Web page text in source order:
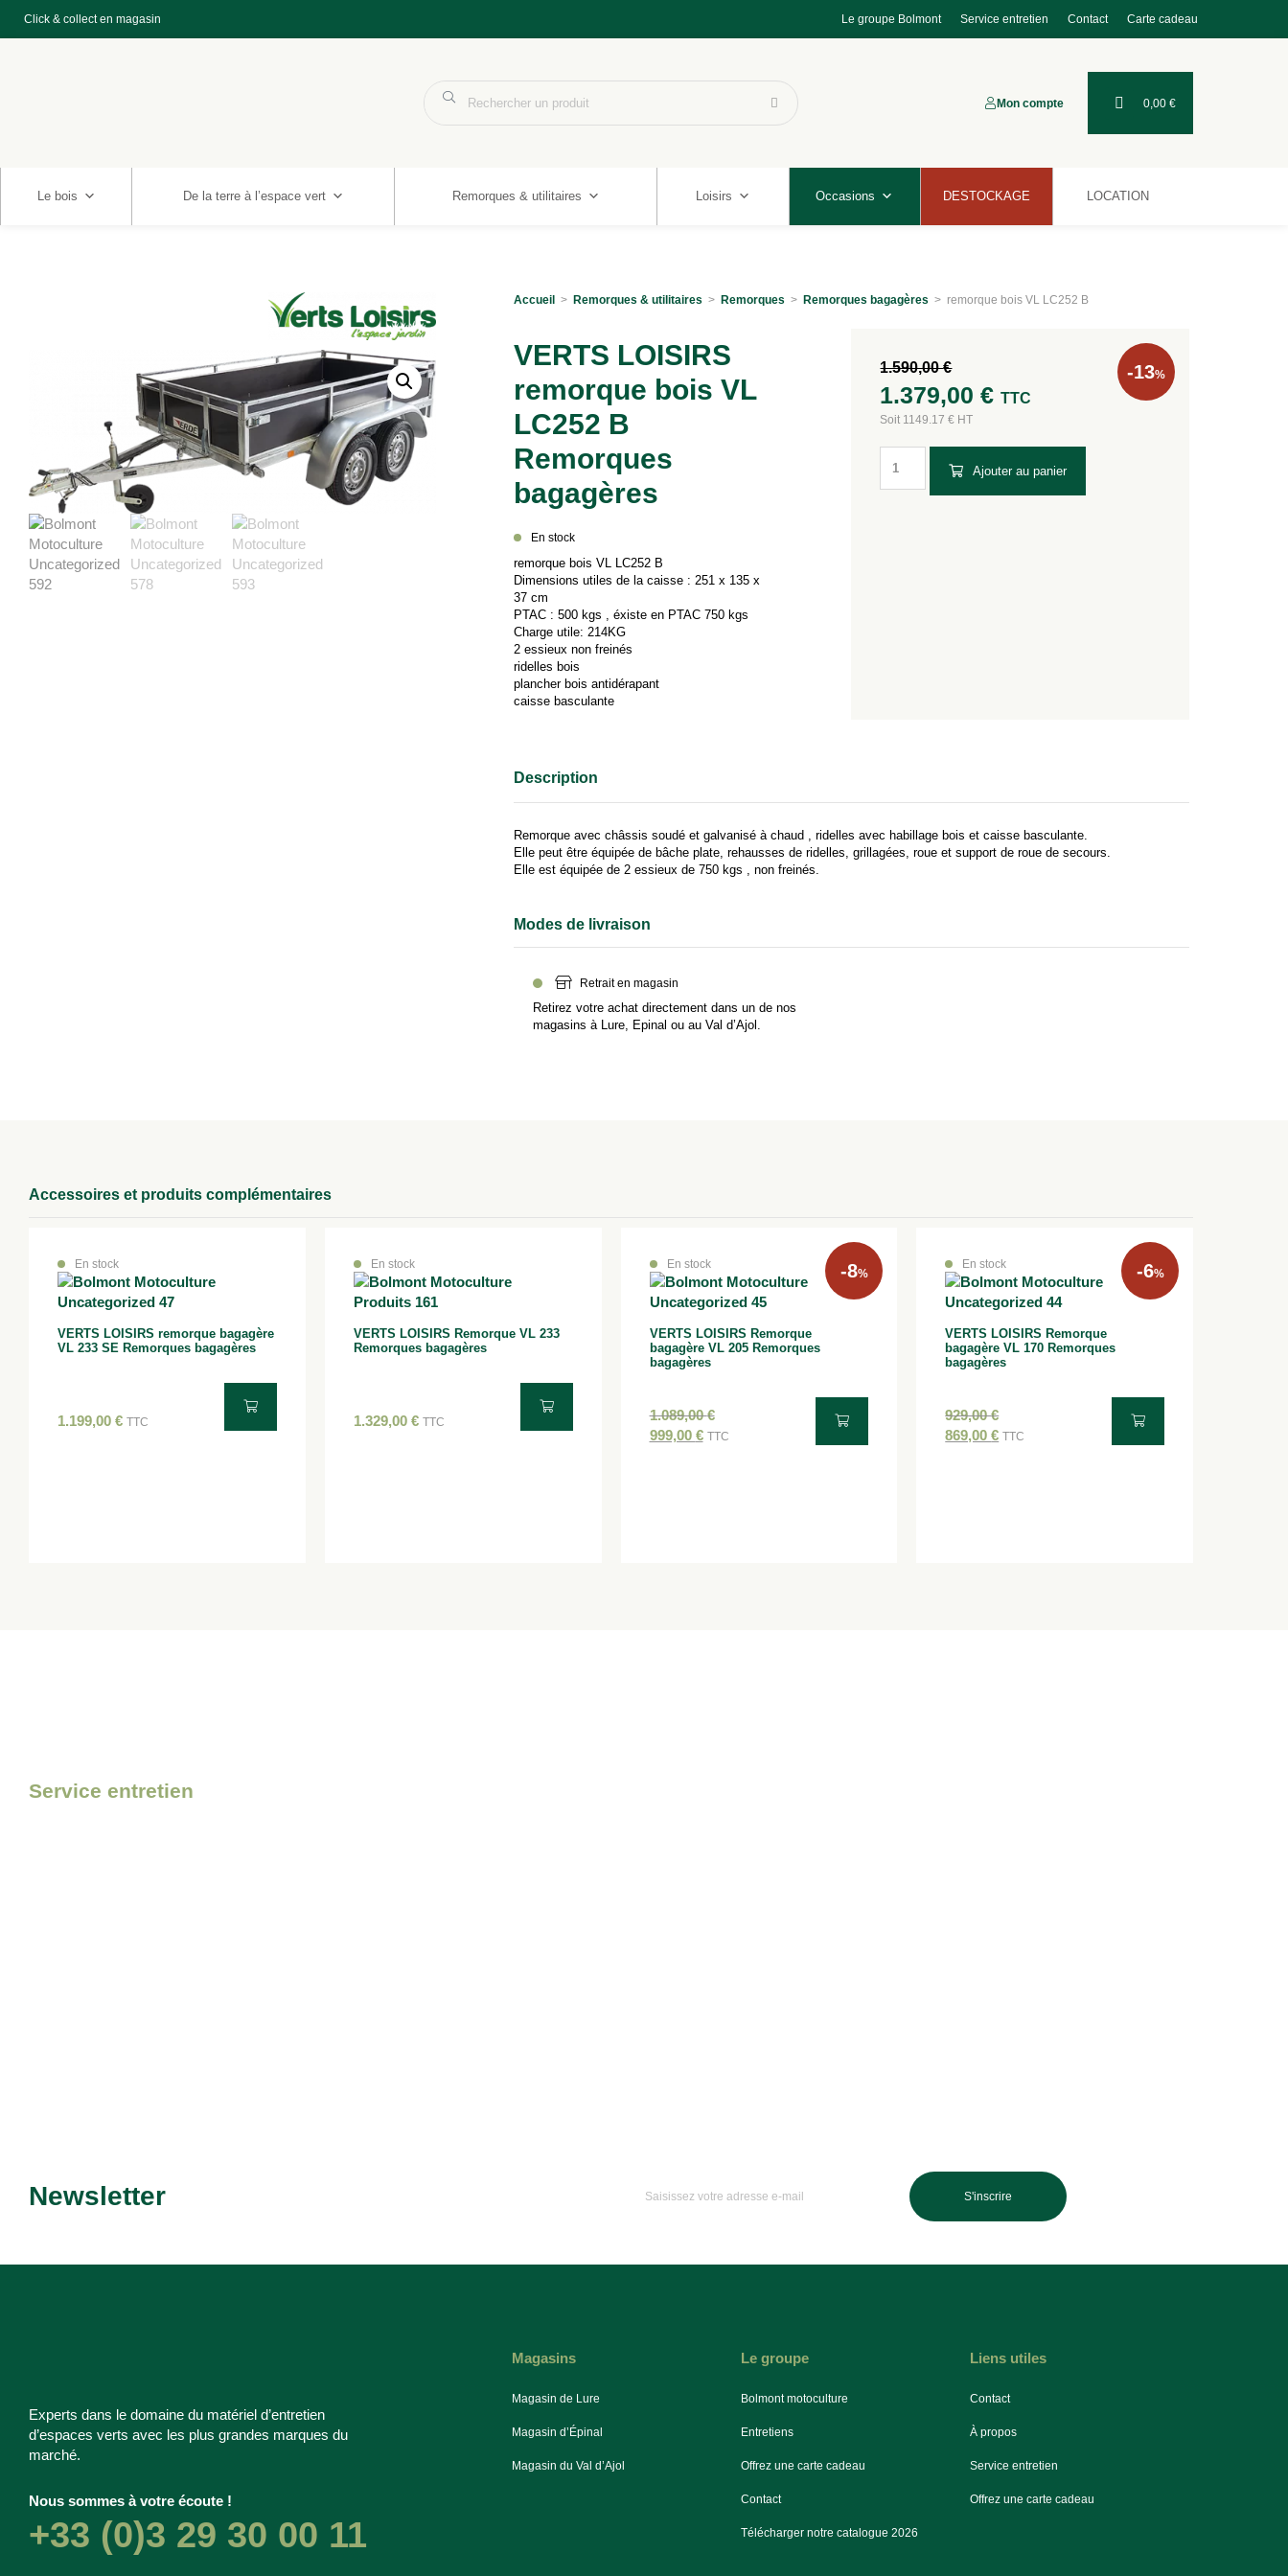
Click & collect en magasin Le groupe Bolmont Service entretien Contact Carte cadeau
Mon compte 0,00 €
Le bois De la terre à l’espace vert Remorques & utilitaires Loisirs Occasions DESTOCKAGE LOCATION
Accueil > Remorques & utilitaires > Remorques > Remorques bagagères > remorque bois VL LC252 B
VERTS LOISIRS
remorque bois VL
LC252 B
Remorques
bagagères
En stock
remorque bois VL LC252 B
Dimensions utiles de la caisse : 251 x 135 x
37 cm
PTAC : 500 kgs , éxiste en PTAC 750 kgs
Charge utile: 214KG
2 essieux non freinés
ridelles bois
plancher bois antidérapant
caisse basculante
1.590,00€
1.379,00€ TTC
-13%
Soit 1149.17 € HT
Ajouter au panier
Remorque avec châssis soudé et galvanisé à chaud , ridelles avec habillage bois et caisse basculante.
Elle peut être équipée de bâche plate, rehausses de ridelles, grillagées, roue et support de roue de secours.
Elle est équipée de 2 essieux de 750 kgs , non freinés.
Modes de livraison
Retrait en magasin
Retirez votre achat directement dans un de nos
magasins à Lure, Epinal ou au Val d’Ajol.
Accessoires et produits complémentaires
En stock
VERTS LOISIRS remorque bagagère
VL 233 SE Remorques bagagères
1.199,00 € TTC
En stock
VERTS LOISIRS Remorque VL 233
Remorques bagagères
1.329,00 € TTC
En stock
VERTS LOISIRS Remorque
bagagère VL 205 Remorques
bagagères
1.089,00€
999,00 € TTC
-8%
En stock
VERTS LOISIRS Remorque
bagagère VL 170 Remorques
bagagères
929,00€
869,00€ TTC
-6%
Service entretien
Newsletter S'inscrire
Experts dans le domaine du matériel d’entretien
d’espaces verts avec les plus grandes marques du
marché.
Nous sommes à votre écoute !
+33 (0)3 29 30 00 11
Magasins
Magasin de Lure
Magasin d’Épinal
Magasin du Val d’Ajol
Le groupe
Bolmont motoculture
Entretiens
Offrez une carte cadeau
Contact
Télécharger notre catalogue 2026
Liens utiles
Contact
À propos
Service entretien
Offrez une carte cadeau